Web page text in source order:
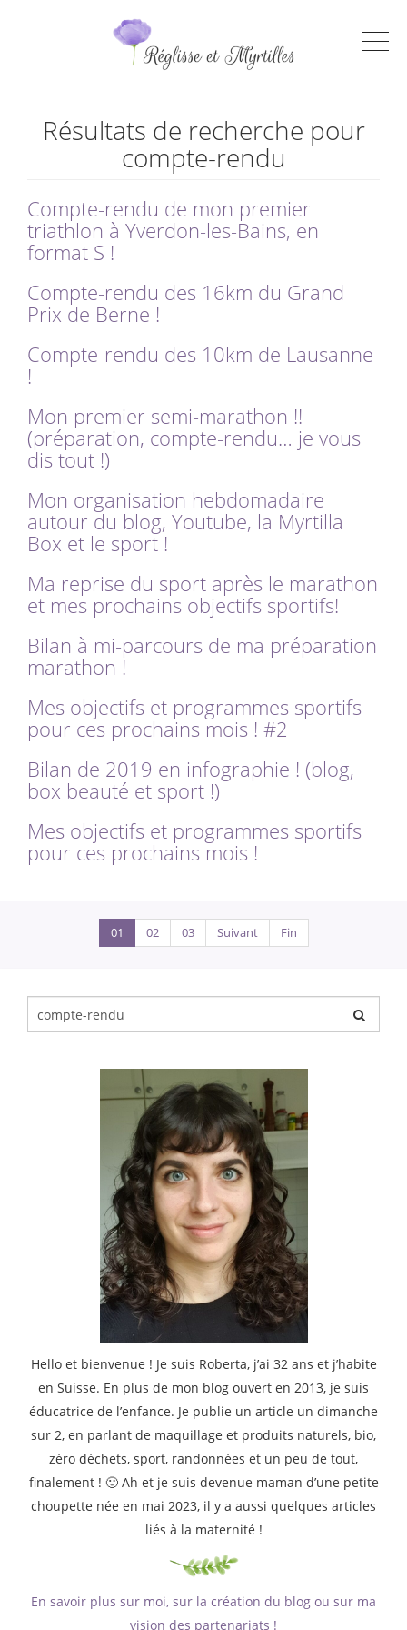
Résultats de recherche pour
compte-rendu
Compte-rendu de mon premier
triathlon à Yverdon-les-Bains, en
format S !
Compte-rendu des 16km du Grand
Prix de Berne !
Compte-rendu des 10km de Lausanne
!
Mon premier semi-marathon !!
(préparation, compte-rendu… je vous
dis tout !)
Mon organisation hebdomadaire
autour du blog, Youtube, la Myrtilla
Box et le sport !
Ma reprise du sport après le marathon
et mes prochains objectifs sportifs!
Bilan à mi-parcours de ma préparation
marathon !
Mes objectifs et programmes sportifs
pour ces prochains mois ! #2
Bilan de 2019 en infographie ! (blog,
box beauté et sport !)
Mes objectifs et programmes sportifs
pour ces prochains mois !
01 02 03 Suivant Fin
pour
Hello et bienvenue ! Je suis Roberta, j’ai 32 ans et j’habite
en Suisse. En plus de mon blog ouvert en 2013, je suis
éducatrice de l’enfance. Je publie un article un dimanche
sur 2, en parlant de maquillage et produits naturels, bio,
zéro déchets, sport, randonnées et un peu de tout,
finalement ! 🙂 Ah et je suis devenue maman d’une petite
choupette née en mai 2023, il y a aussi quelques articles
liés à la maternité !
En savoir plus sur moi, sur la création du blog ou sur ma
vision des partenariats !